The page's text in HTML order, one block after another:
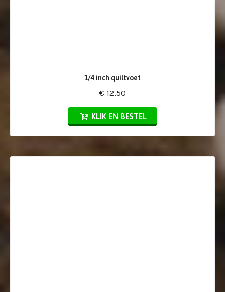
1/4 inch quiltvoet
€ 12,50
KLIK EN BESTEL